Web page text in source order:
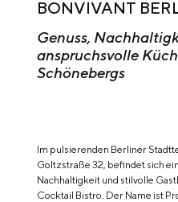
BONVIVANT
Genuss,
anspruchsvolle
Schönebergs
Im pulsierenden Berliner
Goltzstraße 32, befindet sich
Nachhaltigkeit und stilvolle
Cocktail Bistro. Der Name ist